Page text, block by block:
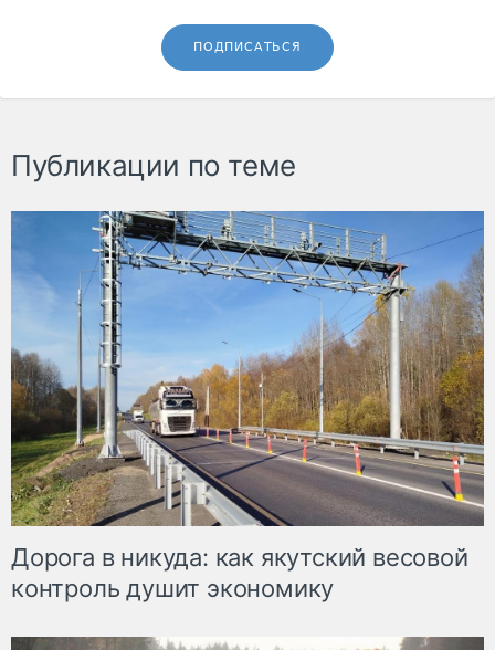
ПОДПИСАТЬСЯ
Публикации по теме
Дорога в никуда: как якутский весовой
контроль душит экономику